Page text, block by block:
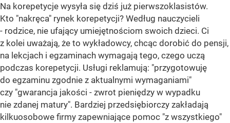
Na korepetycje wysyła się dziś już pierwszoklasistów.
Kto "nakręca" rynek korepetycji? Według nauczycieli
- rodzice, nie ufający umiejętnościom swoich dzieci. Ci
z kolei uważają, że to wykładowcy, chcąc dorobić do pensji,
na lekcjach i egzaminach wymagają tego, czego uczą
podczas korepetycji. Usługi reklamują: "przygotowuję
do egzaminu zgodnie z aktualnymi wymaganiami"
czy "gwarancja jakości - zwrot pieniędzy w wypadku
nie zdanej matury". Bardziej przedsiębiorczy zakładają
kilkuosobowe firmy zapewniające pomoc "z wszystkiego"